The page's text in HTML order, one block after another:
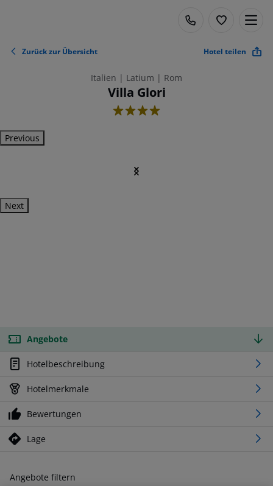
Zurück zur Übersicht Hotel teilen
Italien | Latium | Rom
Villa Glori
4
Previous
Next
Angebote
Hotelbeschreibung
Hotelmerkmale
Bewertungen
Lage
Angebote filtern